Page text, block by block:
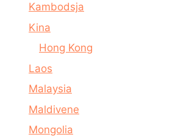
Kambodsja
Kina
Hong Kong
Laos
Malaysia
Maldivene
Mongolia